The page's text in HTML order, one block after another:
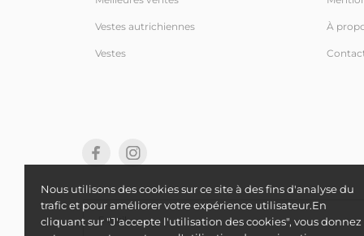
Nous utilisons des cookies sur ce site à des fins d'analyse du
trafic et pour améliorer votre expérience utilisateur.En
cliquant sur "J'accepte l'utilisation des cookies", vous donnez
Vestes autrichiennes
Vestes
À